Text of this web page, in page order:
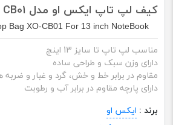
کیف لپ تاپ ایکس او مدل CB01 مناسب لپ تاپ تا سایز 13 اینچ
Bag XO-CB01 For 13 inch NoteBook
مناسب لپ تاپ تا سایز 13 اینچ
دارای وزن سبک و طراحی ساده
مقاوم در برابر خط و خش، گرد و غبار و ضربه
دارای پارچه مقاوم در برابر آب و رطوبت
برند : ایکس او